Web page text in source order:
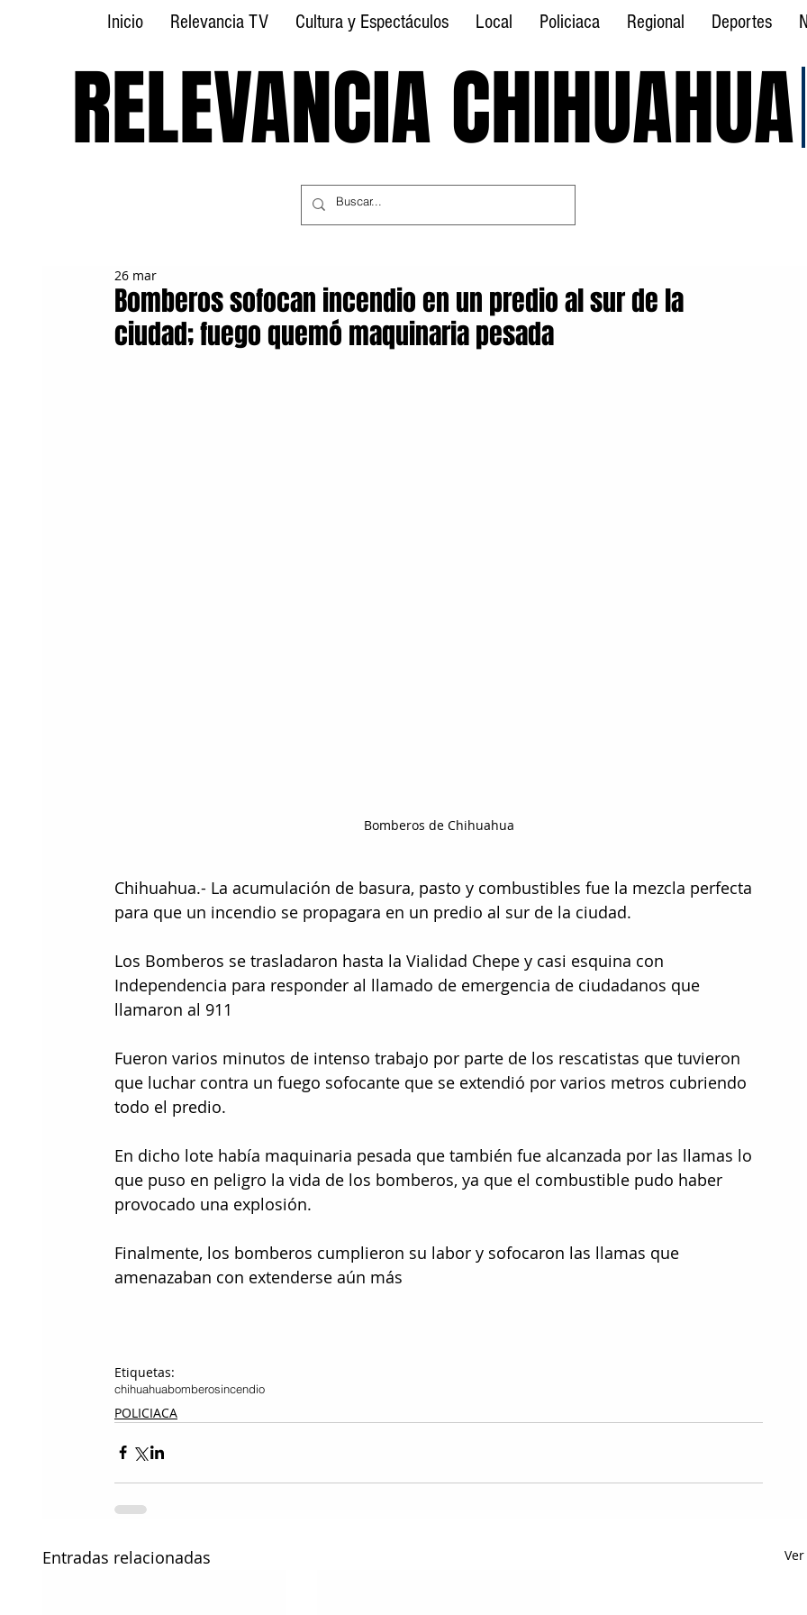
Inicio Relevancia TV Cultura y Espectáculos Local Policiaca Regional Deportes
RELEVANCIA CHIHUAHUA
RELEVANCIA CHIHUAHUA
Bomberos sofocan incendio en un predio al sur de la
ciudad; fuego quemó maquinaria pesada
26 mar
Bomberos de Chihuahua
Chihuahua.- La acumulación de basura, pasto y combustibles fue la mezcla perfecta
para que un incendio se propagara en un predio al sur de la ciudad.
Los Bomberos se trasladaron hasta la Vialidad Chepe y casi esquina con
Independencia para responder al llamado de emergencia de ciudadanos que
llamaron al 911
Fueron varios minutos de intenso trabajo por parte de los rescatistas que tuvieron
que luchar contra un fuego sofocante que se extendió por varios metros cubriendo
todo el predio.
En dicho lote había maquinaria pesada que también fue alcanzada por las llamas lo
que puso en peligro la vida de los bomberos, ya que el combustible pudo haber
provocado una explosión.
Finalmente, los bomberos cumplieron su labor y sofocaron las llamas que
amenazaban con extenderse aún más
Etiquetas:
chihuahuabomberosincendio
POLICIACA
Entradas relacionadas